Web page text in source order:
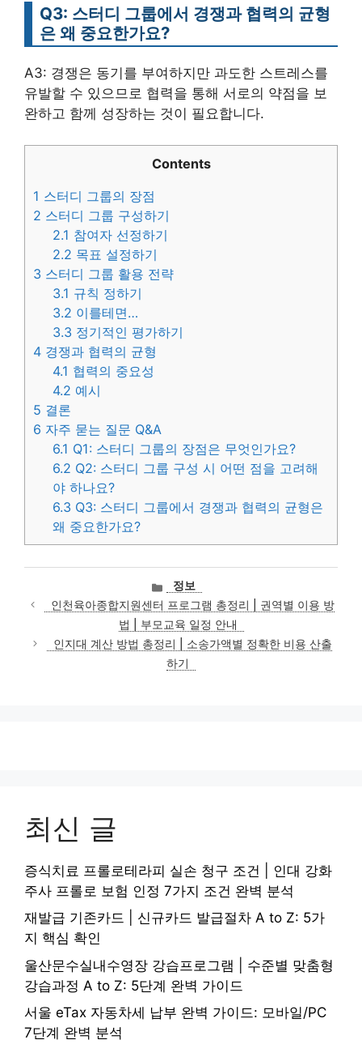
Q3: 스터디 그룹에서 경쟁과 협력의 균형
은 왜 중요한가요?
A3: 경쟁은 동기를 부여하지만 과도한 스트레스를
유발할 수 있으므로 협력을 통해 서로의 약점을 보
완하고 함께 성장하는 것이 필요합니다.
Contents
1 스터디 그룹의 장점
2 스터디 그룹 구성하기
2.1 참여자 선정하기
2.2 목표 설정하기
3 스터디 그룹 활용 전략
3.1 규칙 정하기
3.2 이를테면…
3.3 정기적인 평가하기
4 경쟁과 협력의 균형
4.1 협력의 중요성
4.2 예시
5 결론
6 자주 묻는 질문 Q&A
6.1 Q1: 스터디 그룹의 장점은 무엇인가요?
6.2 Q2: 스터디 그룹 구성 시 어떤 점을 고려해
야 하나요?
6.3 Q3: 스터디 그룹에서 경쟁과 협력의 균형은
왜 중요한가요?
카
테
고
리
정보
인천육아종합지원센터 프로그램 총정리 | 권역별 이용 방
법 | 부모교육 일정 안내
인지대 계산 방법 총정리 | 소송가액별 정확한 비용 산출
하기
최신 글
증식치료 프롤로테라피 실손 청구 조건 | 인대 강화
주사 프롤로 보험 인정 7가지 조건 완벽 분석
재발급 기존카드 | 신규카드 발급절차 A to Z: 5가
지 핵심 확인
울산문수실내수영장 강습프로그램 | 수준별 맞춤형
강습과정 A to Z: 5단계 완벽 가이드
서울 eTax 자동차세 납부 완벽 가이드: 모바일/PC
7단계 완벽 분석